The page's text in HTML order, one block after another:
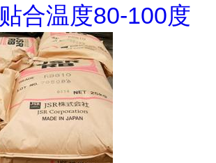
合温度80-100度